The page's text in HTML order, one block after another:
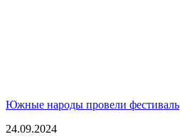
Южные народы провели фестиваль
24.09.2024